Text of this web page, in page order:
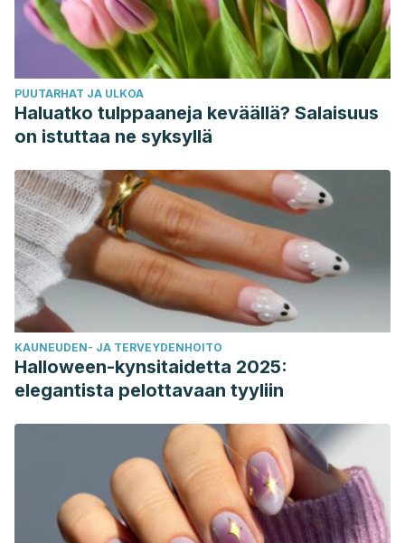
PUUTARHAT JA ULKOA
Haluatko tulppaaneja keväällä? Salaisuus
on istuttaa ne syksyllä
KAUNEUDEN- JA TERVEYDENHOITO
Halloween-kynsitaidetta 2025:
elegantista pelottavaan tyyliin